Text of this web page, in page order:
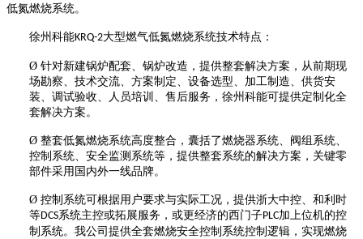
低氮燃烧系统。
徐州科能KRQ-2大型燃气低氮燃烧系统技术特点：
Ø 针对新建锅炉配套、锅炉改造，提供整套解决方案，从前期现
场勘察、技术交流、方案制定、设备选型、加工制造、供货安
装、调试验收、人员培训、售后服务，徐州科能可提供定制化全
套解决方案。
Ø 整套低氮燃烧系统高度整合，囊括了燃烧器系统、阀组系统、
控制系统、安全监测系统等，提供整套系统的解决方案，关键零
部件采用国内外一线品牌。
Ø 控制系统可根据用户要求与实际工况，提供浙大中控、和利时
等DCS系统主控或拓展服务，或更经济的西门子PLC加上位机的控
制系统。我公司提供全套燃烧安全控制系统控制逻辑，实现燃烧